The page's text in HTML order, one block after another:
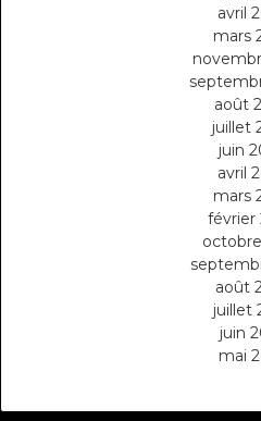
avril
mars
août
juillet
juin
avril
mars
février
août
juillet
juin
mai